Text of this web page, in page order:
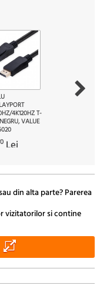
4K120HZ T-
VALUE
Lei
din alta parte? Parerea
vizitatorilor si contine